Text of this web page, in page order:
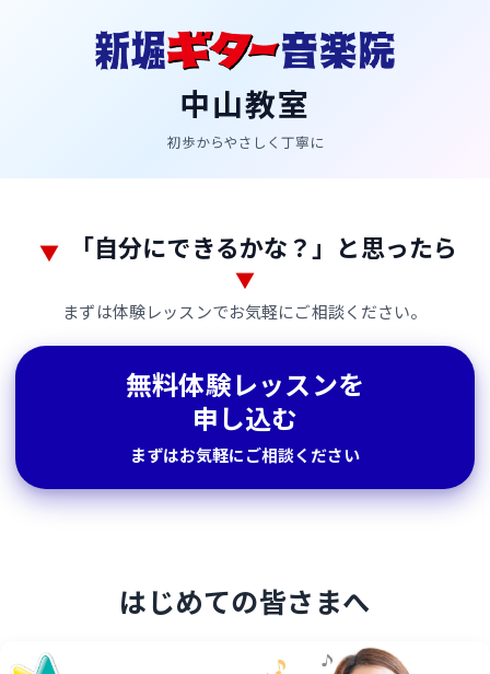
中山教室
初歩からやさしく丁寧に
験
ス
ン
し
▼ 「自分にできるかな？」と思ったら
▼
まずは体験レッスンでお気軽にご相談ください。
無料体験レッスンを
申し込む
まずはお気軽にご相談ください
はじめての皆さまへ